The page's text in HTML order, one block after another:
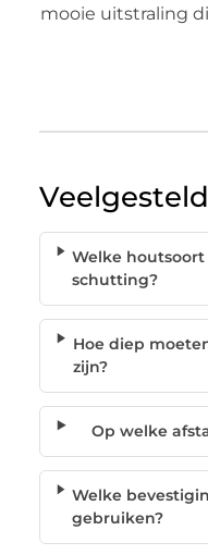
mooie uitstraling
Welke
schutting?
Hoe diep
zijn?
Op welke
Welke
gebruiken?